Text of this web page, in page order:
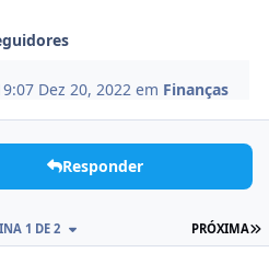
Dez 20, 2022 em Finanças
Responder
PRÓXIMA
1 DE 2